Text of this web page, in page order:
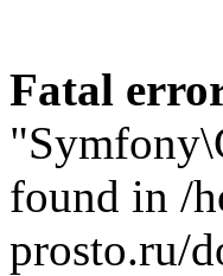
Fatal
found in /
prosto.ru/